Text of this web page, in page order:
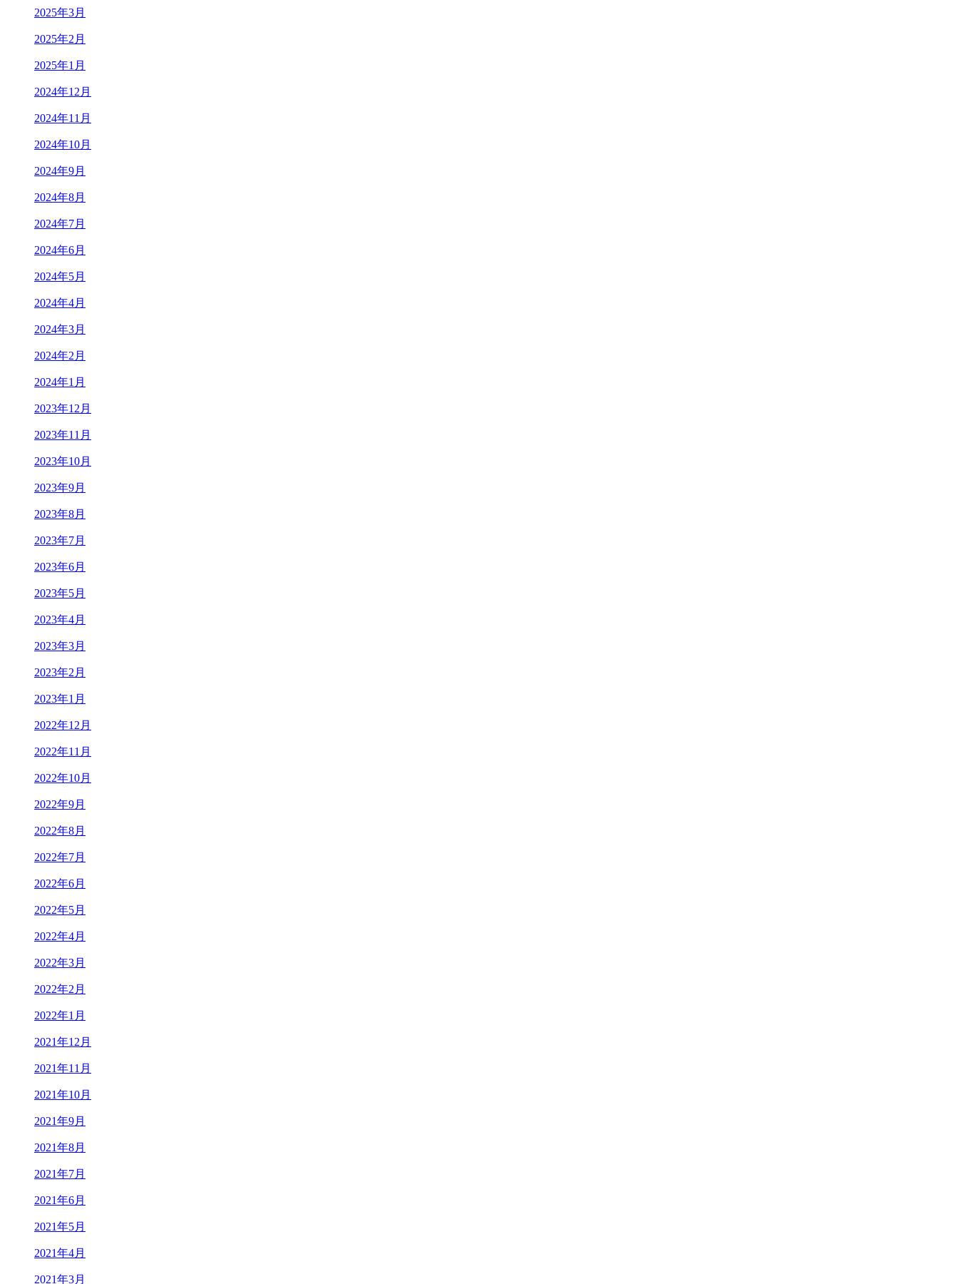
2025年3月
2025年2月
2025年1月
2024年12月
2024年11月
2024年10月
2024年9月
2024年8月
2024年7月
2024年6月
2024年5月
2024年4月
2024年3月
2024年2月
2024年1月
2023年12月
2023年11月
2023年10月
2023年9月
2023年8月
2023年7月
2023年6月
2023年5月
2023年4月
2023年3月
2023年2月
2023年1月
2022年12月
2022年11月
2022年10月
2022年9月
2022年8月
2022年7月
2022年6月
2022年5月
2022年4月
2022年3月
2022年2月
2022年1月
2021年12月
2021年11月
2021年10月
2021年9月
2021年8月
2021年7月
2021年6月
2021年5月
2021年4月
2021年3月